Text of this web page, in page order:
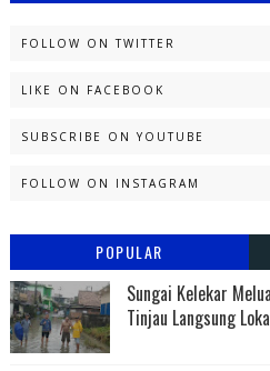
FOLLOW ON TWITTER
LIKE ON FACEBOOK
SUBSCRIBE ON YOUTUBE
FOLLOW ON INSTAGRAM
POPULAR
Sungai Kelekar
Tinjau Langsung